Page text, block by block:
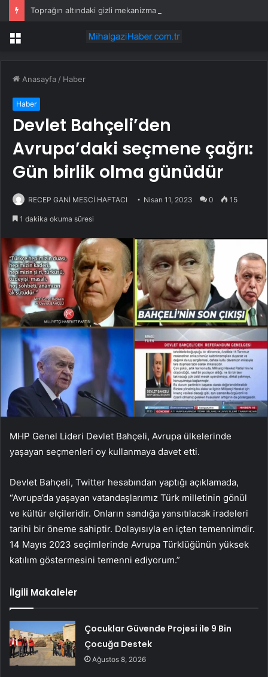
Menü
Anasayfa / Haber
Haber
Devlet Bahçeli’den
Avrupa’daki seçmene çağrı:
Gün birlik olma günüdür
RECEP GANİ MESCİ HAFTACI Nisan 11, 2023 0 15
1 dakika okuma süresi
MHP Genel Lideri Devlet Bahçeli, Avrupa ülkelerinde
yaşayan seçmenleri oy kullanmaya davet etti.
Devlet Bahçeli, Twitter hesabından yaptığı açıklamada,
“Avrupa’da yaşayan vatandaşlarımız Türk milletinin gönül
ve kültür elçileridir. Onların sandığa yansıtılacak iradeleri
tarihi bir öneme sahiptir. Dolayısıyla en içten temennimdir.
14 Mayıs 2023 seçimlerinde Avrupa Türklüğünün yüksek
katılım göstermesini temenni ediyorum.”
İlgili Makaleler
Çocuklar Güvende Projesi ile 9 Bin
Çocuğa Destek
Ağustos 8, 2026